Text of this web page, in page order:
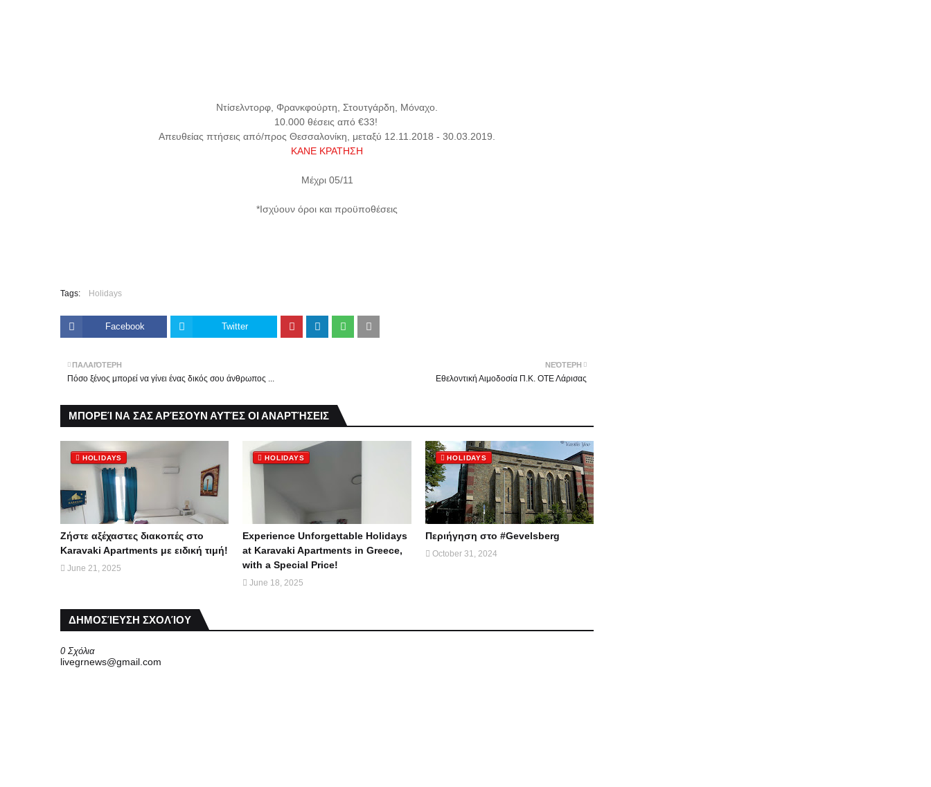
Ντίσελντορφ, Φρανκφούρτη, Στουτγάρδη, Μόναχο.
10.000 θέσεις από €33!
Απευθείας πτήσεις από/προς Θεσσαλονίκη, μεταξύ 12.11.2018 - 30.03.2019.
ΚΑΝΕ ΚΡΑΤΗΣΗ
Μέχρι 05/11
*Ισχύουν όροι και προϋποθέσεις
Tags: Holidays
Facebook Twitter
ΝΕΌΤΕΡΗ
Εθελοντική Αιμοδοσία Π.Κ. ΟΤΕ Λάρισας
ΠΑΛΑΙΌΤΕΡΗ
Πόσο ξένος μπορεί να γίνει ένας δικός σου άνθρωπος ...
ΜΠΟΡΕΊ ΝΑ ΣΑΣ ΑΡΈΣΟΥΝ ΑΥΤΈΣ ΟΙ ΑΝΑΡΤΉΣΕΙΣ
HOLIDAYS
Ζήστε αξέχαστες διακοπές στο
Karavaki Apartments με ειδική τιμή!
June 21, 2025
HOLIDAYS
Experience Unforgettable Holidays
at Karavaki Apartments in Greece,
with a Special Price!
June 18, 2025
HOLIDAYS
Περιήγηση στο #Gevelsberg
October 31, 2024
ΔΗΜΟΣΊΕΥΣΗ ΣΧΟΛΊΟΥ
0 Σχόλια
livegrnews@gmail.com